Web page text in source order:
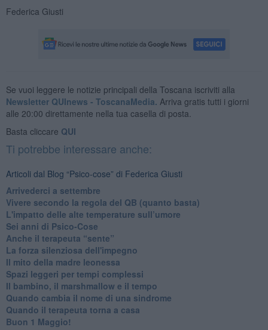
Federica Giusti
Se vuoi leggere le notizie principali della Toscana iscriviti alla
Newsletter QUInews - ToscanaMedia. Arriva gratis tutti i giorni
alle 20:00 direttamente nella tua casella di posta.
Basta cliccare QUI
Ti potrebbe interessare anche:
Articoli dal Blog “Psico-cose” di Federica Giusti
​Arrivederci a settembre
​Vivere secondo la regola del QB (quanto basta)
​L'impatto delle alte temperature sull’umore
Sei anni di Psico-Cose
​Anche il terapeuta “sente”
​La forza silenziosa dell'impegno
​Il mito della madre leonessa
Spazi leggeri per tempi complessi
Il bambino, il marshmallow e il tempo
​Quando cambia il nome di una sindrome
​Quando il terapeuta torna a casa
​Buon 1 Maggio!